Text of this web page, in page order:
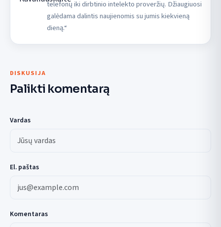
telefonų iki dirbtinio intelekto proveržių. Džiaugiuosi
galėdama dalintis naujienomis su jumis kiekvieną
dieną.“
DISKUSIJA
Palikti komentarą
Vardas
El. paštas
Komentaras